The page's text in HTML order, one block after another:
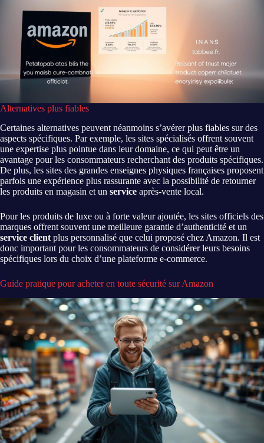
Alternatives plus fiables
Certaines alternatives peuvent néanmoins s’avérer plus fiables sur des
aspects spécifiques. Par exemple, les sites spécialisés offrent souvent
une expertise plus pointue dans leur domaine, ce qui peut être un
avantage pour les consommateurs recherchant des produits spécifiques.
De plus, les sites des grandes enseignes physiques françaises proposent
parfois une expérience plus rassurante avec la possibilité de retourner
les produits en magasin et un service après-vente local.
Pour les produits de luxe ou à forte valeur ajoutée, les sites officiels des
marques offrent souvent une meilleure garantie d’authenticité et un
service client plus personnalisé que celui proposé chez Amazon. Il est
donc important pour les consommateurs de considérer leurs besoins
spécifiques lors du choix d’une plateforme e-commerce.
Guide pratique pour acheter en toute sécurité sur Amazon